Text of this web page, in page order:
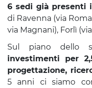
6 sedi già presenti
di Ravenna (via
via Magnani), Forlì
Sul piano dello
investimenti per
progettazione,
5 anni ci siamo